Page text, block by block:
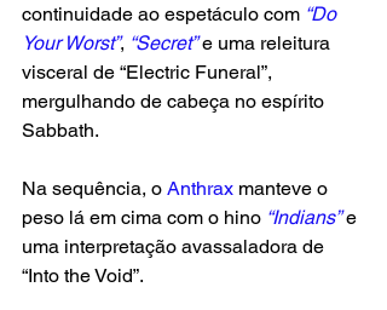
continuidade ao espetáculo com “Do
Your Worst”, “Secret” e uma releitura
visceral de “Electric Funeral”,
mergulhando de cabeça no espírito
Sabbath.
Na sequência, o Anthrax manteve o
peso lá em cima com o hino “Indians” e
uma interpretação avassaladora de
“Into the Void”.